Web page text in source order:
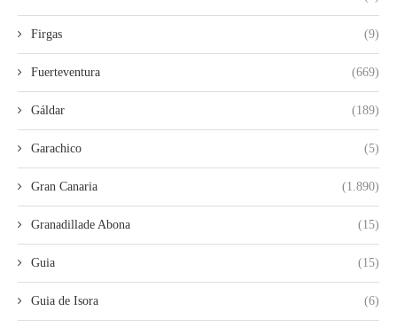
Firgas (9)
Fuerteventura (669)
Gáldar (189)
Garachico (5)
Gran Canaria (1.890)
Granadillade Abona (15)
Guia (15)
Guia de Isora (6)